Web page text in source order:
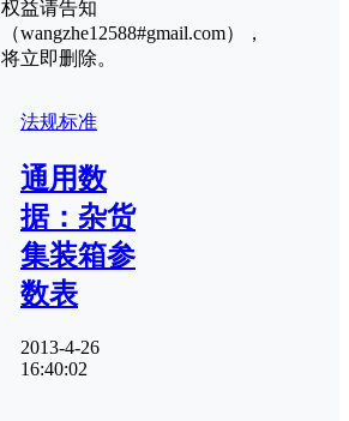
权益请告知
（wangzhe12588#gmail.com），
将立即删除。
法规标准
通用数
据：杂货
集装箱参
数表
2013-4-26
16:40:02